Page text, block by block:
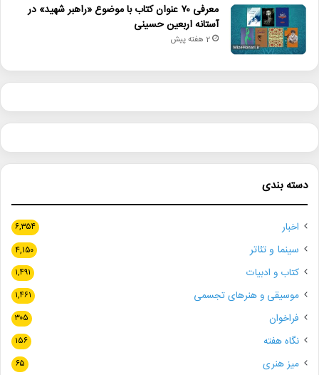
معرفی ۷۰ عنوان کتاب با موضوع «راهبر شهید» در
آستانه اربعین حسینی
2 هفته پیش
دسته بندی
اخبار ۶,۳۵۴
سینما و تئاتر ۴,۱۵۰
کتاب و ادبیات ۱,۴۹۱
موسیقی و هنرهای تجسمی ۱,۴۶۱
فراخوان ۳۰۵
نگاه هفته ۱۵۶
میز هنری ۶۵